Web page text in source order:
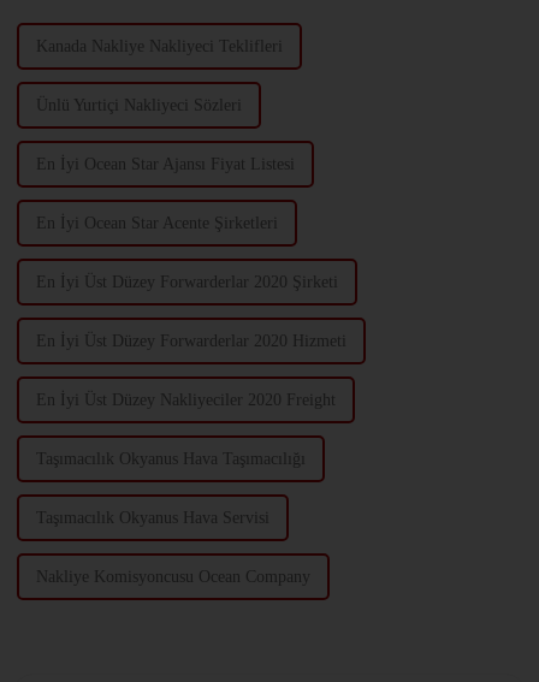
Kanada Nakliye Nakliyeci Teklifleri
Ünlü Yurtiçi Nakliyeci Sözleri
En İyi Ocean Star Ajansı Fiyat Listesi
En İyi Ocean Star Acente Şirketleri
En İyi Üst Düzey Forwarderlar 2020 Şirketi
En İyi Üst Düzey Forwarderlar 2020 Hizmeti
En İyi Üst Düzey Nakliyeciler 2020 Freight
Taşımacılık Okyanus Hava Taşımacılığı
Taşımacılık Okyanus Hava Servisi
Nakliye Komisyoncusu Ocean Company